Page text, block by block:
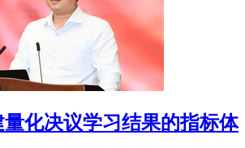
化决议学习结果的指标体